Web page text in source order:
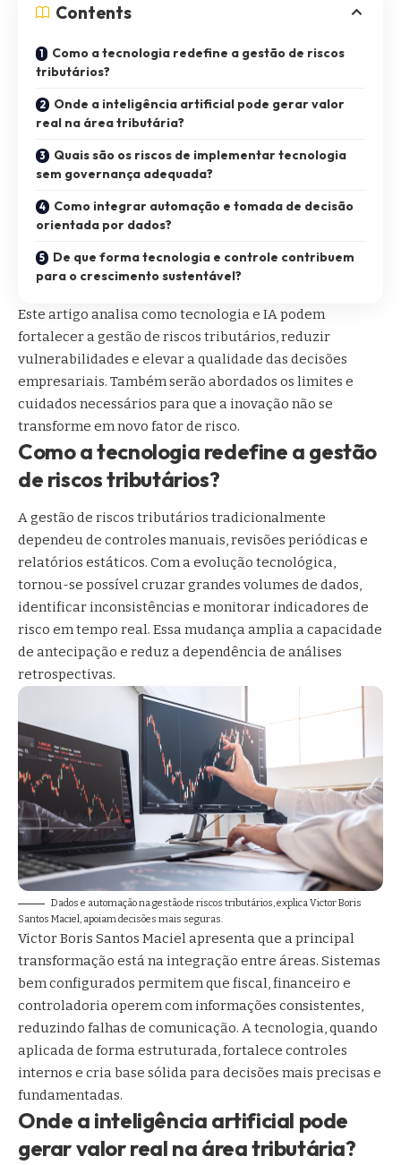
Contents
Como a tecnologia redefine a gestão de riscos
tributários?
Onde a inteligência artificial pode gerar valor
real na área tributária?
Quais são os riscos de implementar tecnologia
sem governança adequada?
Como integrar automação e tomada de decisão
orientada por dados?
De que forma tecnologia e controle contribuem
para o crescimento sustentável?
Este artigo analisa como tecnologia e IA podem
fortalecer a gestão de riscos tributários, reduzir
vulnerabilidades e elevar a qualidade das decisões
empresariais. Também serão abordados os limites e
cuidados necessários para que a inovação não se
transforme em novo fator de risco.
Como a tecnologia redefine a gestão
de riscos tributários?
A gestão de riscos tributários tradicionalmente
dependeu de controles manuais, revisões periódicas e
relatórios estáticos. Com a evolução tecnológica,
tornou-se possível cruzar grandes volumes de dados,
identificar inconsistências e monitorar indicadores de
risco em tempo real. Essa mudança amplia a capacidade
de antecipação e reduz a dependência de análises
retrospectivas.
Dados e automação na gestão de riscos tributários, explica Victor Boris
Santos Maciel, apoiam decisões mais seguras.
Victor Boris Santos Maciel apresenta que a principal
transformação está na integração entre áreas. Sistemas
bem configurados permitem que fiscal, financeiro e
controladoria operem com informações consistentes,
reduzindo falhas de comunicação. A tecnologia, quando
aplicada de forma estruturada, fortalece controles
internos e cria base sólida para decisões mais precisas e
fundamentadas.
Onde a inteligência artificial pode
gerar valor real na área tributária?